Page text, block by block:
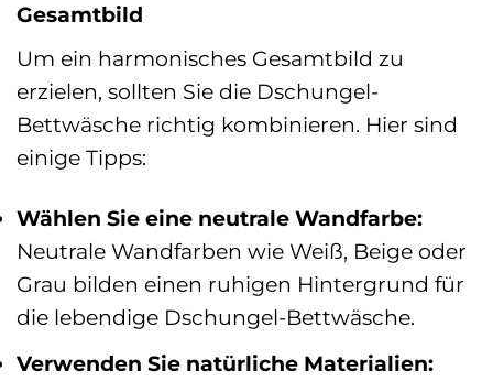
Gesamtbild
Um ein harmonisches Gesamtbild zu
erzielen, sollten Sie die Dschungel-
Bettwäsche richtig kombinieren. Hier sind
einige Tipps:
Wählen Sie eine neutrale Wandfarbe:
Neutrale Wandfarben wie Weiß, Beige oder
Grau bilden einen ruhigen Hintergrund für
die lebendige Dschungel-Bettwäsche.
Verwenden Sie natürliche Materialien: